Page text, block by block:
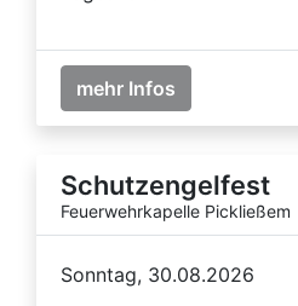
mehr Infos
Schutzengelfest
Feuerwehrkapelle Pickließem
Sonntag, 30.08.2026